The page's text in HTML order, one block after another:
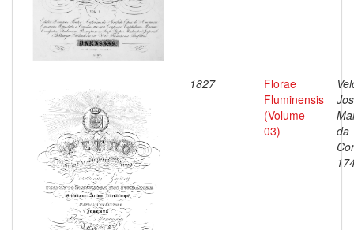
1827
Florae
Fluminensis
(Volume
03)
da